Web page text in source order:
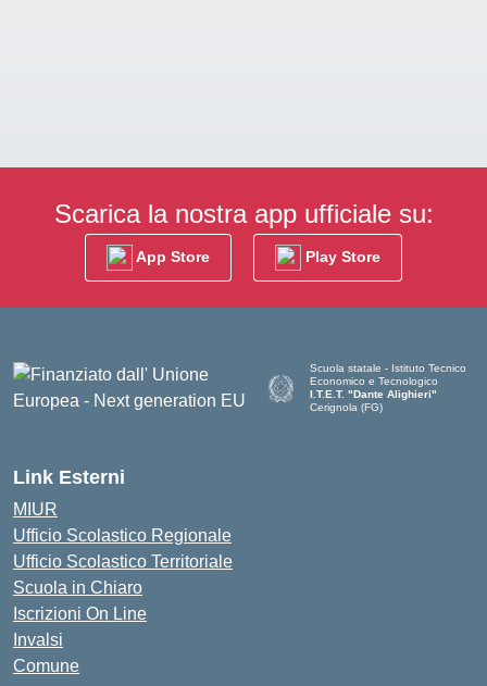
Scarica la nostra app ufficiale su:
App Store Play Store
Scuola statale - Istituto Tecnico
Economico e Tecnologico
I.T.E.T. "Dante Alighieri"
Cerignola (FG)
Link Esterni
MIUR
Ufficio Scolastico Regionale
Ufficio Scolastico Territoriale
Scuola in Chiaro
Iscrizioni On Line
Invalsi
Comune